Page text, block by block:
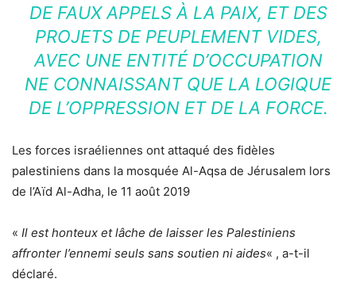
DE FAUX APPELS À LA PAIX, ET DES
PROJETS DE PEUPLEMENT VIDES,
AVEC UNE ENTITÉ D’OCCUPATION
NE CONNAISSANT QUE LA LOGIQUE
DE L’OPPRESSION ET DE LA FORCE.
Les forces israéliennes ont attaqué des fidèles
palestiniens dans la mosquée Al-Aqsa de Jérusalem lors
de l’Aïd Al-Adha, le 11 août 2019
« Il est honteux et lâche de laisser les Palestiniens
affronter l’ennemi seuls sans soutien ni aides« , a-t-il
déclaré.